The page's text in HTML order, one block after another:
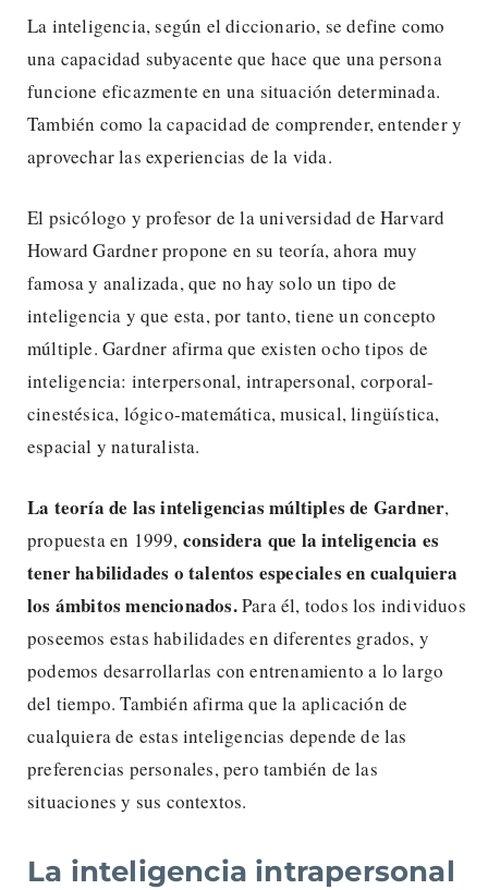
La inteligencia, según el diccionario, se define como
una capacidad subyacente que hace que una persona
funcione eficazmente en una situación determinada.
También como la capacidad de comprender, entender y
aprovechar las experiencias de la vida.
El psicólogo y profesor de la universidad de Harvard
Howard Gardner propone en su teoría, ahora muy
famosa y analizada, que no hay solo un tipo de
inteligencia y que esta, por tanto, tiene un concepto
múltiple. Gardner afirma que existen ocho tipos de
inteligencia: interpersonal, intrapersonal, corporal-
cinestésica, lógico-matemática, musical, lingüística,
espacial y naturalista.
La teoría de las inteligencias múltiples de Gardner,
propuesta en 1999, considera que la inteligencia es
tener habilidades o talentos especiales en cualquiera
los ámbitos mencionados.Para él, todos los individuos
poseemos estas habilidades en diferentes grados, y
podemos desarrollarlas con entrenamiento a lo largo
del tiempo. También afirma que la aplicación de
cualquiera de estas inteligencias depende de las
preferencias personales, pero también de las
situaciones y sus contextos.
La inteligencia intrapersonal